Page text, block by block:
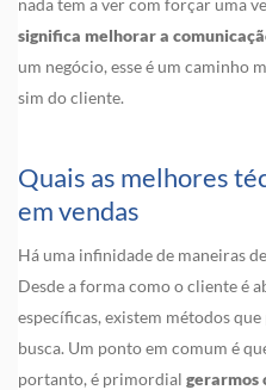
nada tem a ver com forçar uma
significa melhorar a
um negócio, esse é um caminho
sim do cliente.
Quais as melhores
em vendas
Há uma infinidade de maneiras
Desde a forma como o cliente é
específicas, existem métodos
busca. Um ponto em comum é
portanto, é primordial gerarmos